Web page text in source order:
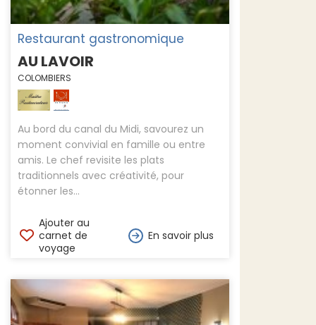
Restaurant gastronomique
AU LAVOIR
COLOMBIERS
Au bord du canal du Midi, savourez un
moment convivial en famille ou entre
amis. Le chef revisite les plats
traditionnels avec créativité, pour
étonner les...
Ajouter au
carnet de
voyage
En savoir plus